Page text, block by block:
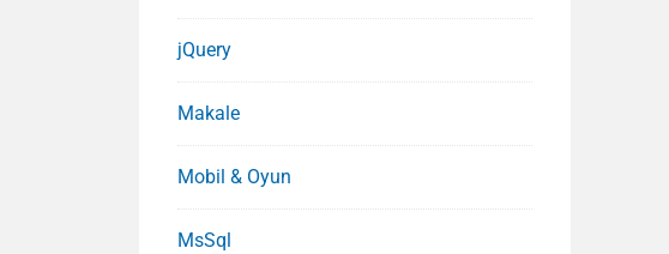
jQuery
Makale
Mobil & Oyun
MsSql